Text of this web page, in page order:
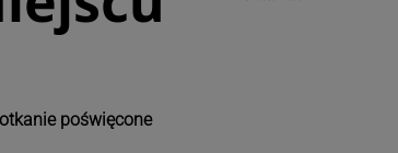
poświęcone